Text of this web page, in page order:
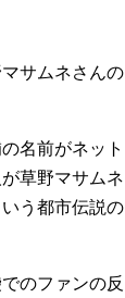
サムネさんの
名前がネット
草野マサムネ
う都市伝説の
のファンの反